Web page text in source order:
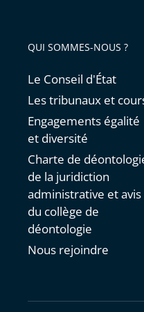
QUI SOMMES-NOUS ?
Le Conseil d'État
Les tribunaux et
Engagements égalité
et diversité
Charte de
de la juridiction
administrative et avis
du collège de
déontologie
Nous rejoindre